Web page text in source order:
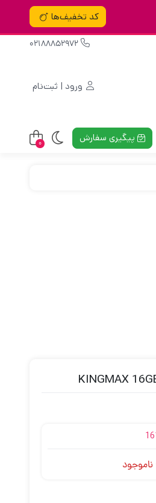
کد تخفیف‌ها
02188852972
ورود | ثبت‌نام
پیگیری سفارش 0
ناموجود